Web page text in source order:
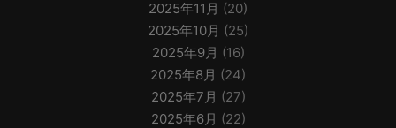
2025年11月 (20)
2025年10月 (25)
2025年9月 (16)
2025年8月 (24)
2025年7月 (27)
2025年6月 (22)